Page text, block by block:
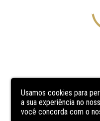
Usamos cookies para
a sua experiência no
você concorda com o